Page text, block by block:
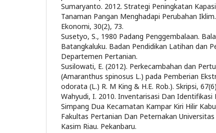
Sumaryanto. 2012. Strategi Peningkatan
Tanaman Pangan Menghadapi Perubahan
Ekonomi, 30(2), 73.
Susetyo, S., 1980 Padang Penggembalaan.
Batangkaluku. Badan Pendidikan Latihan dan
Departemen Pertanian.
Susilowati, E. (2012). Perkecambahan dan
(Amaranthus spinosus L.) pada Pemberian
odorata (L.) R. M King & H.E. Rob.). Skripsi,
Wahyudi, I. 2010. Inventarisasi Dan Identifikasi
Simpang Dua Kecamatan Kampar Kiri Hilir
Fakultas Pertanian Dan Peternakan
Kasim Riau. Pekanbaru.